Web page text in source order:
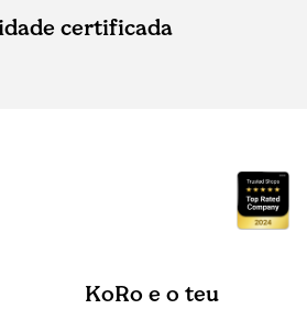
certificada
KoRo e o teu